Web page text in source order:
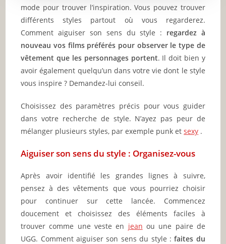
mode pour trouver l’inspiration. Vous pouvez trouver
différents styles partout où vous regarderez.
Comment aiguiser son sens du style : regardez à
nouveau vos films préférés pour observer le type de
vêtement que les personnages portent. Il doit bien y
avoir également quelqu’un dans votre vie dont le style
vous inspire ? Demandez-lui conseil.
Choisissez des paramètres précis pour vous guider
dans votre recherche de style. N’ayez pas peur de
mélanger plusieurs styles, par exemple punk etsexy .
Aiguiser son sens du style : Organisez-vous
Après avoir identifié les grandes lignes à suivre,
pensez à des vêtements que vous pourriez choisir
pour continuer sur cette lancée. Commencez
doucement et choisissez des éléments faciles à
trouver comme une veste en jean ou une paire de
UGG. Comment aiguiser son sens du style :faites du